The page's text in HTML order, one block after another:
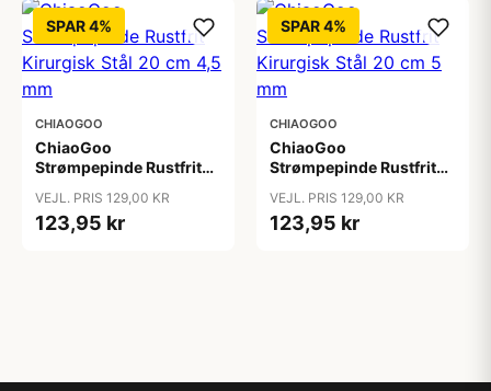
SPAR 4%
CHIAOGOO
ChiaoGoo
Strømpepinde Rustfrit
mm
VEJL. PRIS 129,00 KR
123,95 kr
SPAR 4%
CHIAOGOO
ChiaoGoo
Strømpepinde Rustfrit
mm
VEJL. PRIS 129,00 KR
123,95 kr